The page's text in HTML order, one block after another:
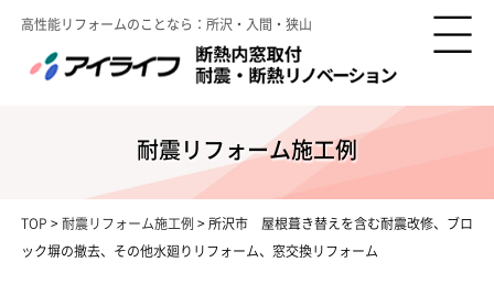
高性能リフォームのことなら：所沢・入間・狭山
耐震リフォーム施工例
TOP > 耐震リフォーム施工例 > 所沢市 屋根葺き替えを含む耐震改修、ブロ
ック塀の撤去、その他水廻りリフォーム、窓交換リフォーム